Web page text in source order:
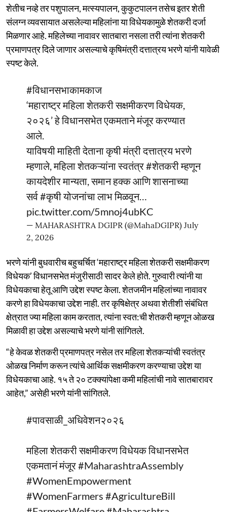
शेतीच नव्हे तर पशुपालन, मत्स्यपालन, कुकुटपालन तसेच इतर शेती
संलग्न व्यवसायात असलेल्या महिलांना या विधेयकामुळे शेतकरी दर्जा
मिळणार आहे. महिलेच्या नावावर सातबारा नसला तरी त्यांना शेतकरी
प्रमाणपत्र दिले जाणार असल्याचे कृषिमंत्री दत्तात्रय भरणे यांनी यावेळी
स्पष्ट केले.
#विधानसभाकामकाज
‘महाराष्ट्र महिला शेतकरी सक्षमीकरण विधेयक,
२०२६’ हे विधानसभेत एकमताने मंजूर करण्यात
आले.
याविषयी माहिती देताना कृषी मंत्री दत्तात्रय भरणे
म्हणाले, महिला शेतकऱ्यांना स्वतंत्र#शेतकरीम्हणून
कायदेशीर मान्यता, समान हक्क आणि शासनाच्या
सर्व#कृषीयोजनांचा लाभ मिळवून…
pic.twitter.com/5mnoj4ubKC
— MAHARASHTRA DGIPR (@MahaDGIPR) July
2, 2026
भरणे यांनी बुधवारीच बहुचर्चित ‘महाराष्ट्र महिला शेतकरी सक्षमीकरण
विधेयक’ विधानसभेत मंजुरीसाठी सादर केले होते. गुरुवारी त्यांनी या
विधेयकाचा हेतू आणि उद्देश स्पष्ट केला. शेतजमीन महिलांच्या नावावर
करणे हा विधेयकाचा उद्देश नाही. तर कृषिक्षेत्र अथवा शेतीशी संबंधित
क्षेत्रात ज्या महिला काम करतात, त्यांना स्वत:ची शेतकरी म्हणून ओळख
मिळावी हा उद्देश असल्याचे भरणे यांनी सांगितले.
“हे केवळ शेतकरी प्रमाणपत्र नसेल तर महिला शेतकऱ्यांची स्वतंत्र
ओळख निर्माण करून त्यांचे आर्थिक सक्षमीकरण करण्याचा उद्देश या
विधेयकाचा आहे. १५ ते २० टक्क्यांपेक्षा कमी महिलांची नावे सातबारावर
आहेत,” असेही भरणे यांनी सांगितले.
#पावसाळी_अधिवेशन२०२६
महिला शेतकरी सक्षमीकरण विधेयक विधानसभेत
एकमतानं मंजूर#MaharashtraAssembly
#WomenEmpowerment
#WomenFarmers #AgricultureBill